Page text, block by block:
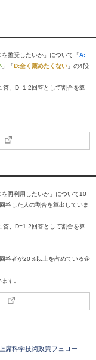
推奨したいか」について「A:
」「D:全く薦めたくない 」の4段
、D=1-2回答として割合を算
再利用したいか」について10
答した人の割合を算出していま
、D=1-2回答として割合を算
答者が20％以上を占めている企
す。
席科学技術政策フェロー